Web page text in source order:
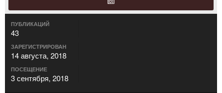
ПУБЛИКАЦИЙ
43
ЗАРЕГИСТРИРОВАН
14 августа, 2018
ПОСЕЩЕНИЕ
3 сентября, 2018